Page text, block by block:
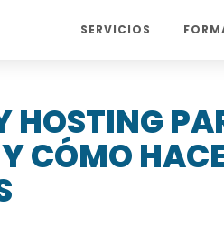
SERVICIOS
HOSTING
CÓMO